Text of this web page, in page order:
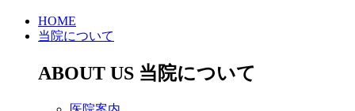
HOME
当院について
ABOUT US 当院について